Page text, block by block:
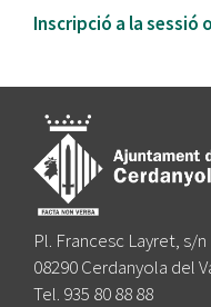
Inscripció a la sessió
Pl. Francesc Layret, s/n
08290 Cerdanyola del
Tel. 935 80 88 88